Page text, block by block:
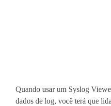
Quando usar um Syslog
dados de log, você terá que